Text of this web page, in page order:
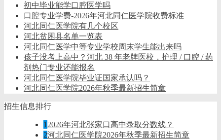
初中毕业能学口腔医学吗
口腔专业学费-2026年河北同仁医学院收费标准
河北同仁医学院有几个校区
河北贫困县名单一览表
河北同仁医学中等专业学校周末学生能出来吗
孩子没考上高中？河北 38 年老牌医校，护理 / 口腔 / 药
剂热门专业还能报名
河北同仁医学院毕业证国家承认吗？
河北同仁医学院2026年秋季最新招生简章
招生信息排行
1 2026年河北张家口高中录取分数线？
2河北同仁医学院2026年秋季最新招生简章